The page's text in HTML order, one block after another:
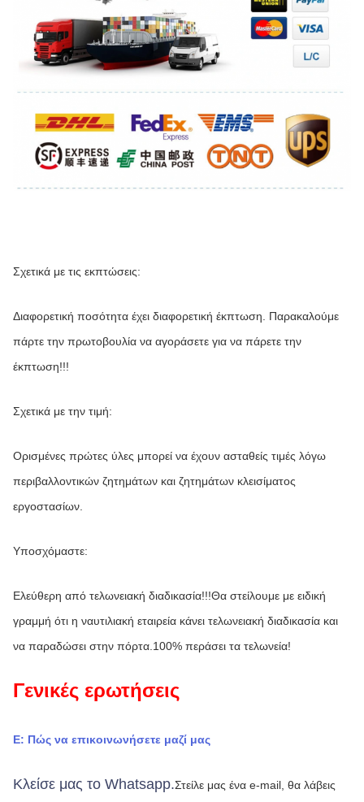
Σχετικά με τις εκπτώσεις:
Διαφορετική ποσότητα έχει διαφορετική έκπτωση. Παρακαλούμε
πάρτε την πρωτοβουλία να αγοράσετε για να πάρετε την
έκπτωση!!!
Σχετικά με την τιμή:
Ορισμένες πρώτες ύλες μπορεί να έχουν ασταθείς τιμές λόγω
περιβαλλοντικών ζητημάτων και ζητημάτων κλεισίματος
εργοστασίων.
Υποσχόμαστε:
Ελεύθερη από τελωνειακή διαδικασία!!!Θα στείλουμε με ειδική
γραμμή ότι η ναυτιλιακή εταιρεία κάνει τελωνειακή διαδικασία και
να παραδώσει στην πόρτα.100% περάσει τα τελωνεία!
Γενικές ερωτήσεις
Ε: Πώς να επικοινωνήσετε μαζί μας
Κλείσε μας το Whatsapp.Στείλε μας ένα e-mail, θα λάβεις